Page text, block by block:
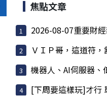
焦點文章
2026-08-07重要財
ＶＩＰ哥，這道符，舒服嗎？哥，快
機器人、AI伺服器、低基期
[下周要這樣玩]才行 單子要這樣做